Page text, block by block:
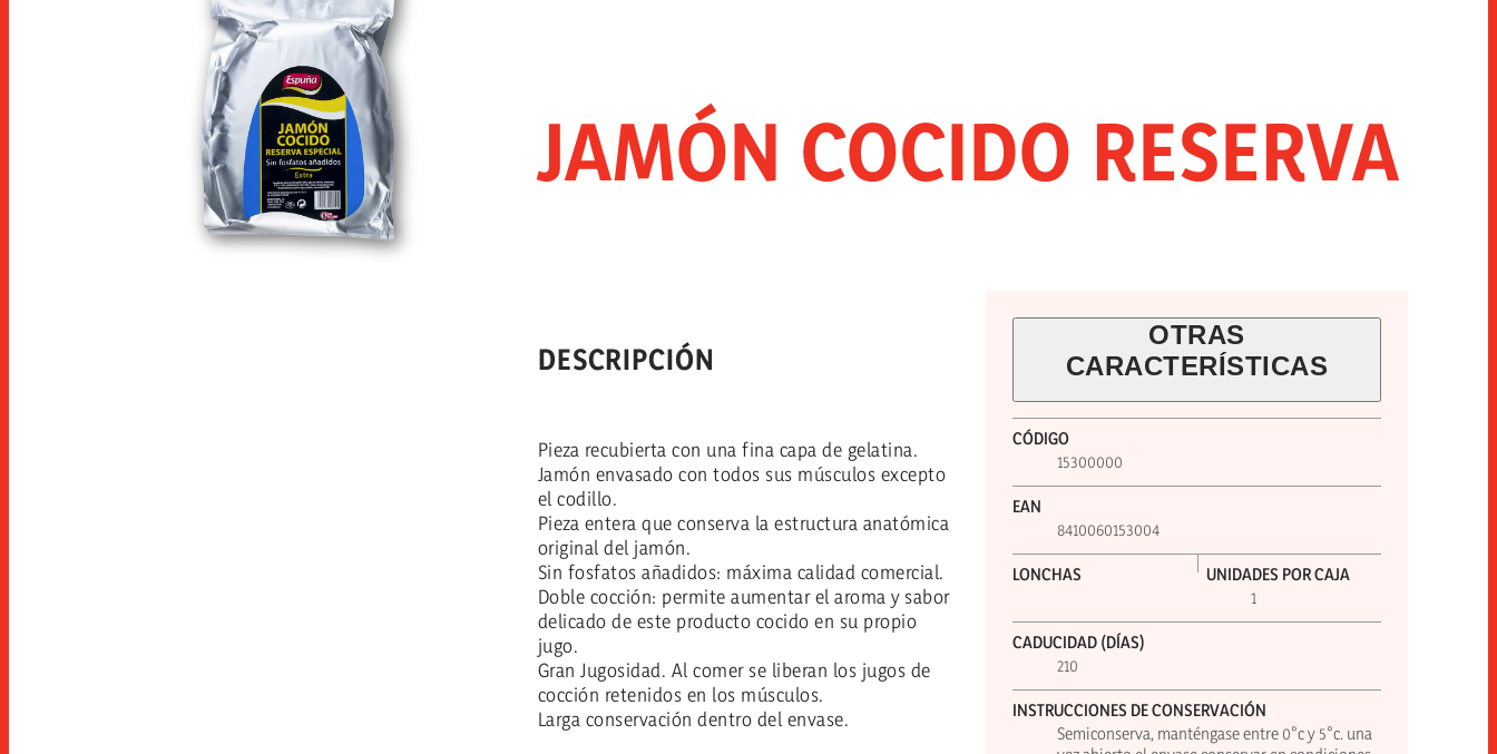
JAMÓN COCIDO RESERVA
DESCRIPCIÓN
Pieza recubierta con una fina capa de gelatina.
Jamón envasado con todos sus músculos excepto
el codillo.
Pieza entera que conserva la estructura anatómica
original del jamón.
Sin fosfatos añadidos: máxima calidad comercial.
Doble cocción: permite aumentar el aroma y sabor
delicado de este producto cocido en su propio
jugo.
Gran Jugosidad. Al comer se liberan los jugos de
cocción retenidos en los músculos.
Larga conservación dentro del envase.
OTRAS
CARACTERÍSTICAS
CÓDIGO
15300000
EAN
8410060153004
LONCHAS
UNIDADES POR CAJA
1
CADUCIDAD (DÍAS)
210
INSTRUCCIONES DE CONSERVACIÓN
Semiconserva, manténgase entre 0°c y 5°c. una